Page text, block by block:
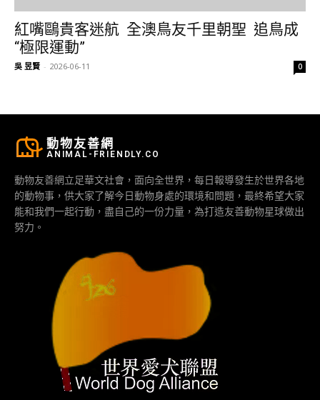
紅嘴鷗貴客迷航 全澳鳥友千里朝聖 追鳥成
“極限運動”
吳 昱賢 - 2026-06-11 0
動物友善網
ANIMAL-FRIENDLY.CO
動物友善網立足華文社會，面向全世界，每日報導發生於世界各地
的動物事，供大家了解今日動物身處的環境和問題，最終希望大家
能和我們一起行動，盡自己的一份力量，為打造友善動物星球做出
努力。